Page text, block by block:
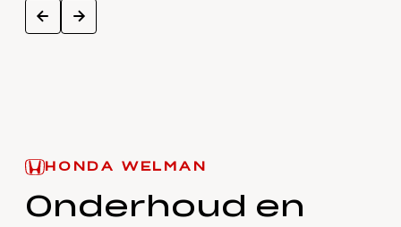
prev next
HONDA WELMAN
Onderhoud en